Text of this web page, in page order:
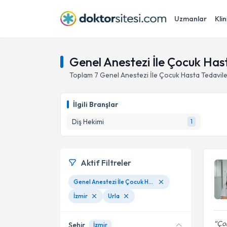
Uzmanlar
Genel Anestezi İle Çocuk
Toplam 7 Genel Anestezi İle Çocuk Hasta
İlgili Branşlar
Diş Hekimi
1
Aktif Filtreler
Genel Anestezi İle Çocuk Hasta Tedavileri
İzmir
Urla
Şehir İzmir